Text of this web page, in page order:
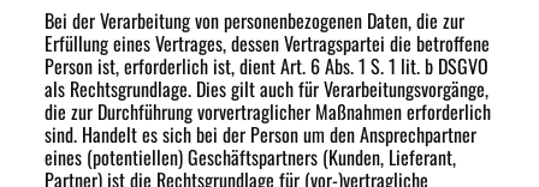
Bei der Verarbeitung von personenbezogenen Daten, die zur
Erfüllung eines Vertrages, dessen Vertragspartei die betroffene
Person ist, erforderlich ist, dient Art. 6 Abs. 1 S. 1 lit. b DSGVO
als Rechtsgrundlage. Dies gilt auch für Verarbeitungsvorgänge,
die zur Durchführung vorvertraglicher Maßnahmen erforderlich
sind. Handelt es sich bei der Person um den Ansprechpartner
eines (potentiellen) Geschäftspartners (Kunden, Lieferant,
Partner) ist die Rechtsgrundlage für (vor-)vertragliche